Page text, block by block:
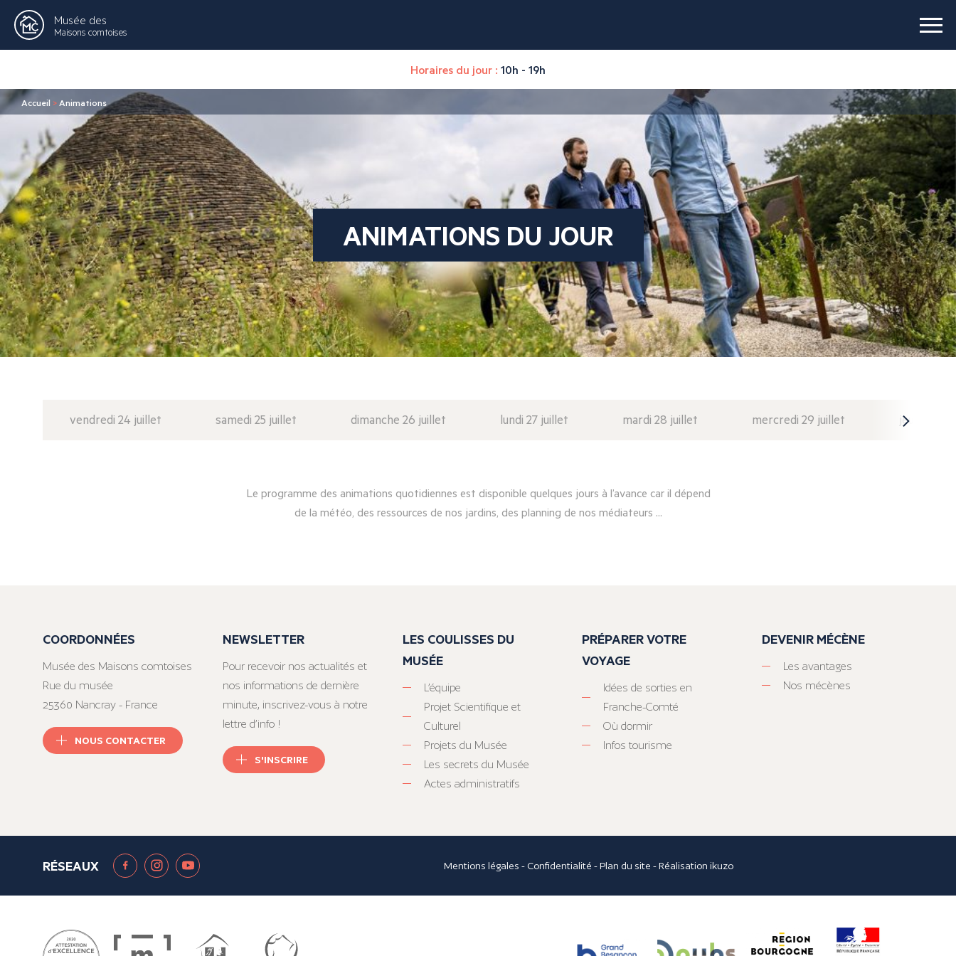
Musée des
Maisons comtoises
Horaires du jour : 10h - 19h
Accueil > Animations
ANIMATIONS DU JOUR
vendredi 24 juillet samedi 25 juillet dimanche 26 juillet lundi 27 juillet mardi 28 juillet mercredi 29 juillet jeudi 30
Le programme des animations quotidiennes est disponible quelques jours à l’avance car il dépend
de la météo, des ressources de nos jardins, des planning de nos médiateurs ...
COORDONNÉES
Musée des Maisons comtoises
Rue du musée
25360 Nancray - France
NOUS CONTACTER
NEWSLETTER
Pour recevoir nos actualités et
nos informations de dernière
minute, inscrivez-vous à notre
lettre d’info !
S'INSCRIRE
LES COULISSES DU
MUSÉE
L’équipe
Projet Scientifique et
Culturel
Projets du Musée
Les secrets du Musée
Actes administratifs
PRÉPARER VOTRE
VOYAGE
Idées de sorties en
Franche-Comté
Où dormir
Infos tourisme
DEVENIR MÉCÈNE
Les avantages
Nos mécènes
RÉSEAUX Mentions légales - Confidentialité -Plan du site - Réalisationikuzo